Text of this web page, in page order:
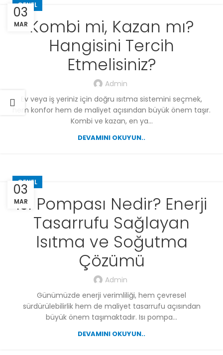
03
MAR
GENEL
Kombi mi, Kazan mı?
Hangisini Tercih
Etmelisiniz?
Admin
Ev veya iş yeriniz için doğru ısıtma sistemini seçmek,
hem konfor hem de maliyet açısından büyük önem taşır.
Kombi ve kazan, en ya...
DEVAMINI OKUYUN..
03
MAR
GENEL
Isı Pompası Nedir? Enerji
Tasarrufu Sağlayan
Isıtma ve Soğutma
Çözümü
Admin
Günümüzde enerji verimliliği, hem çevresel
sürdürülebilirlik hem de maliyet tasarrufu açısından
büyük önem taşımaktadır. Isı pompa...
DEVAMINI OKUYUN..